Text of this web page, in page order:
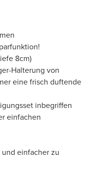
8cm)
Halterung von
eine frisch duftende
inbegriffen
einfachen
einfacher zu